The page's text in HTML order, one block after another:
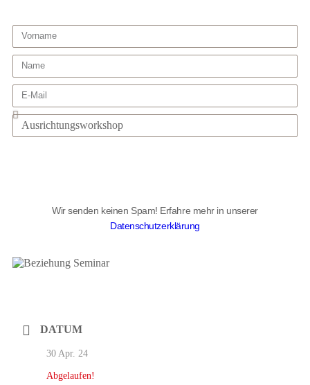
Wir senden keinen Spam! Erfahre mehr in unserer
Datenschutzerklärung
DATUM
30 Apr. 24
Abgelaufen!